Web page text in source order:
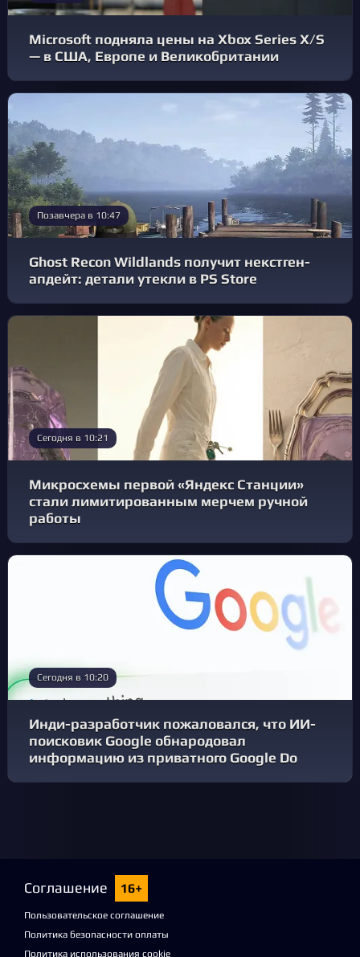
Microsoft подняла цены на Xbox Series X/S
— в США, Европе и Великобритании
Позавчера в 10:47
Ghost Recon Wildlands получит некстген-
апдейт: детали утекли в PS Store
Сегодня в 10:21
Микросхемы первой «Яндекс Станции»
стали лимитированным мерчем ручной
работы
Сегодня в 10:20
Инди-разработчик пожаловался, что ИИ-
поисковик Google обнародовал
информацию из приватного Google Do
Соглашение 16+
Пользовательское соглашение
Политика безопасности оплаты
Политика использования cookie